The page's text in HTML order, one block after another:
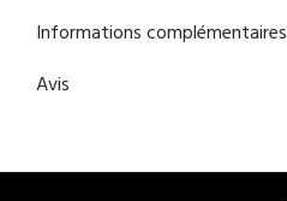
Informations complémentaires
Avis